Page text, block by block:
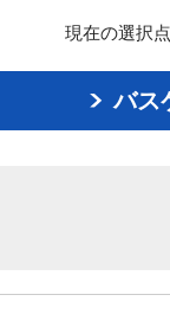
現在の選択
バス